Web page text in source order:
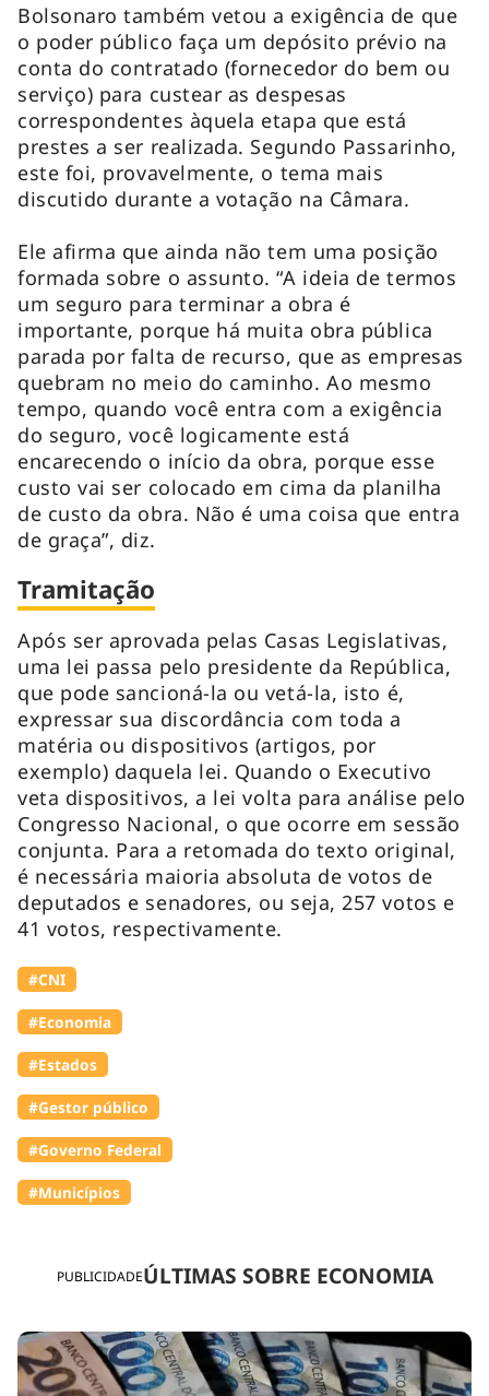
PUBLICIDADEÚLTIMAS SOBRE ECONOMIA
Bolsonaro também vetou a exigência de que
o poder público faça um depósito prévio na
conta do contratado (fornecedor do bem ou
serviço) para custear as despesas
correspondentes àquela etapa que está
prestes a ser realizada. Segundo Passarinho,
este foi, provavelmente, o tema mais
discutido durante a votação na Câmara.
Ele afirma que ainda não tem uma posição
formada sobre o assunto. “A ideia de termos
um seguro para terminar a obra é
importante, porque há muita obra pública
parada por falta de recurso, que as empresas
quebram no meio do caminho. Ao mesmo
tempo, quando você entra com a exigência
do seguro, você logicamente está
encarecendo o início da obra, porque esse
custo vai ser colocado em cima da planilha
de custo da obra. Não é uma coisa que entra
de graça”, diz.
Tramitação
Após ser aprovada pelas Casas Legislativas,
uma lei passa pelo presidente da República,
que pode sancioná-la ou vetá-la, isto é,
expressar sua discordância com toda a
matéria ou dispositivos (artigos, por
exemplo) daquela lei. Quando o Executivo
veta dispositivos, a lei volta para análise pelo
Congresso Nacional, o que ocorre em sessão
conjunta. Para a retomada do texto original,
é necessária maioria absoluta de votos de
deputados e senadores, ou seja, 257 votos e
41 votos, respectivamente.
#CNI
#Economia
#Estados
#Gestor público
#Governo Federal
#Municípios